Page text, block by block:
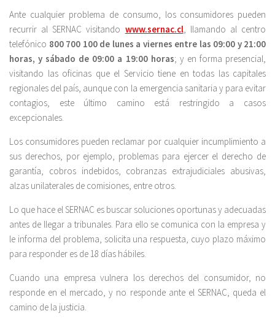
Ante cualquier problema de consumo, los consumidores pueden
recurrir al SERNAC visitando www.sernac.cl, llamando al centro
telefónico 800 700 100 de lunes a viernes entre las 09:00 y 21:00
horas, y sábado de 09:00 a 19:00 horas; y en forma presencial,
visitando las oficinas que el Servicio tiene en todas las capitales
regionales del país, aunque con la emergencia sanitaria y para evitar
contagios, este último camino está restringido a casos
excepcionales.
Los consumidores pueden reclamar por cualquier incumplimiento a
sus derechos, por ejemplo, problemas para ejercer el derecho de
garantía, cobros indebidos, cobranzas extrajudiciales abusivas,
alzas unilaterales de comisiones, entre otros.
Lo que hace el SERNAC es buscar soluciones oportunas y adecuadas
antes de llegar a tribunales. Para ello se comunica con la empresa y
le informa del problema, solicita una respuesta, cuyo plazo máximo
para responder es de 18 días hábiles.
Cuando una empresa vulnera los derechos del consumidor, no
responde en el mercado, y no responde ante el SERNAC, queda el
camino de la justicia.